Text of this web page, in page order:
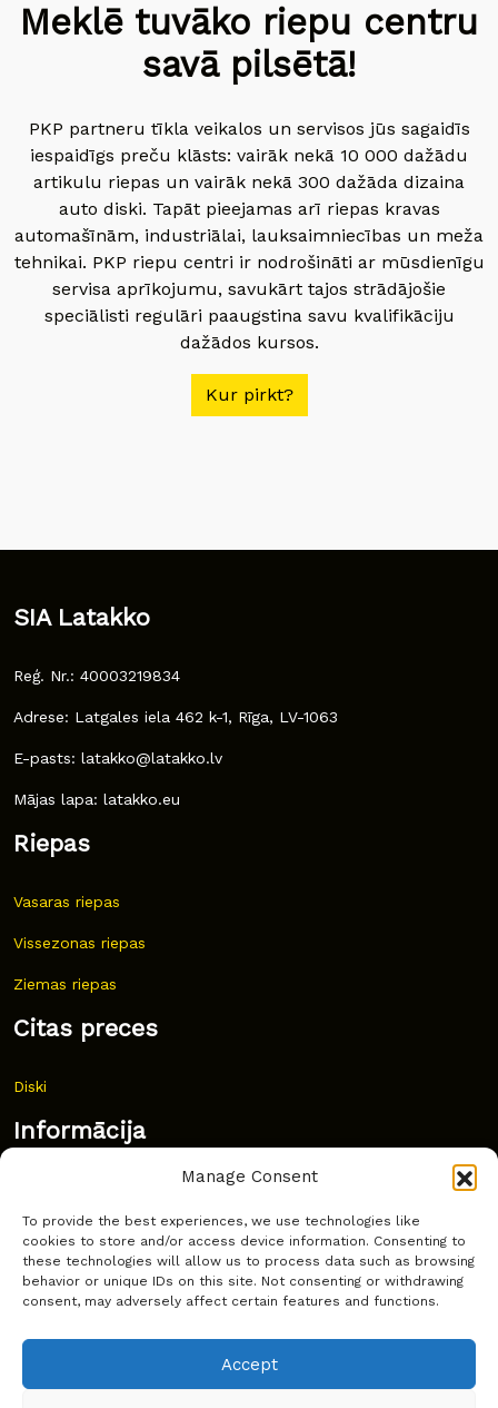
Manage Consent
To provide the best experiences, we use technologies like
cookies to store and/or access device information. Consenting to
these technologies will allow us to process data such as browsing
behavior or unique IDs on this site. Not consenting or withdrawing
consent, may adversely affect certain features and functions.
Accept
Meklē tuvāko riepu centru
savā pilsētā!
PKP partneru tīkla veikalos un servisos jūs sagaidīs
iespaidīgs preču klāsts: vairāk nekā 10 000 dažādu
artikulu riepas un vairāk nekā 300 dažāda dizaina
auto diski. Tapāt pieejamas arī riepas kravas
automašīnām, industriālai, lauksaimniecības un meža
tehnikai. PKP riepu centri ir nodrošināti ar mūsdienīgu
servisa aprīkojumu, savukārt tajos strādājošie
speciālisti regulāri paaugstina savu kvalifikāciju
dažādos kursos.
Kur pirkt?
SIA Latakko
Reģ. Nr.: 40003219834
Adrese: Latgales iela 462 k-1, Rīga, LV-1063
E-pasts: latakko@latakko.lv
Mājas lapa: latakko.eu
Riepas
Vasaras riepas
Vissezonas riepas
Ziemas riepas
Citas preces
Diski
Informācija
Bieži uzdoti jautājumi
Kur pirkt?
Sīkdatņu politika